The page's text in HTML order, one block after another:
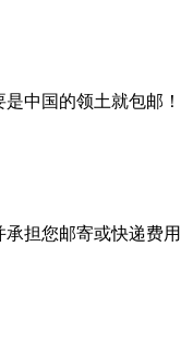
中国的领土就包邮
担您邮寄或快递费